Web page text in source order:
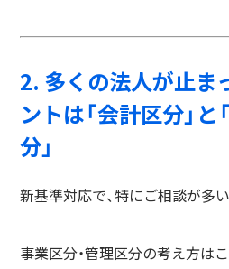
2. 多くの法人が止ま
ントは「会計区分」
分」
新基準対応で、特にご相談が多
事業区分・管理区分の考え方は